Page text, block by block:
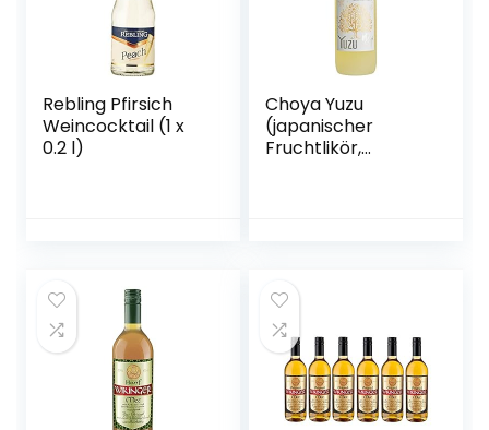
Rebling Pfirsich
Weincocktail (1 x
0.2 l)
Choya Yuzu
(japanischer
Fruchtlikör,